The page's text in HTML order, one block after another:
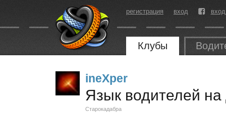
регистрация вход
Клубы
ineXper
Язык водителей на
Старокадабра